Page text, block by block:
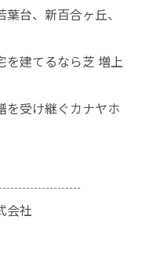
台、新百合ヶ丘、
を建てるなら芝 増上
を受け継ぐカナヤホ
会社